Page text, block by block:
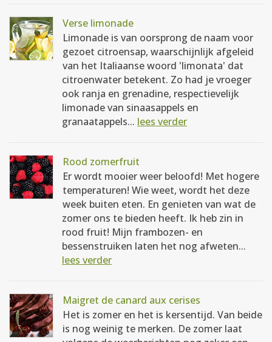
Verse limonade
Limonade is van oorsprong de naam voor
gezoet citroensap, waarschijnlijk afgeleid
van het Italiaanse woord 'limonata' dat
citroenwater betekent. Zo had je vroeger
ook ranja en grenadine, respectievelijk
limonade van sinaasappels en
granaatappels... lees verder
Rood zomerfruit
Er wordt mooier weer beloofd! Met hogere
temperaturen! Wie weet, wordt het deze
week buiten eten. En genieten van wat de
zomer ons te bieden heeft. Ik heb zin in
rood fruit! Mijn frambozen- en
bessenstruiken laten het nog afweten...
lees verder
Maigret de canard aux cerises
Het is zomer en het is kersentijd. Van beide
is nog weinig te merken. De zomer laat